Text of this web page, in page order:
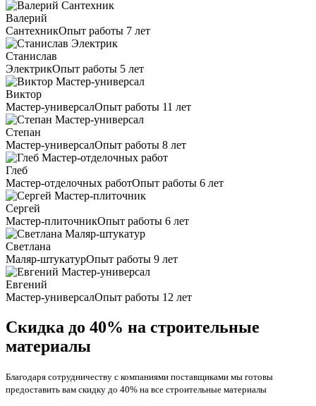
Валерий
СантехникОпыт работы 7 лет
Станислав
ЭлектрикОпыт работы 5 лет
Виктор
Мастер-универсалОпыт работы 11 лет
Степан
Мастер-универсалОпыт работы 8 лет
Глеб
Мастер-отделочных работОпыт работы 6 лет
Сергей
Мастер-плиточникОпыт работы 6 лет
Светлана
Маляр-штукатурОпыт работы 9 лет
Евгений
Мастер-универсалОпыт работы 12 лет
Скидка до 40% на строительные
материалы
Благодаря сотрудничеству с компаниями поставщиками мы готовы
предоставить вам скидку до 40% на все строительные материалы